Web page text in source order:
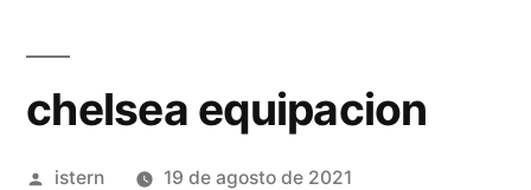
chelsea equipacion
Publicado
istern 19 de agosto de 2021